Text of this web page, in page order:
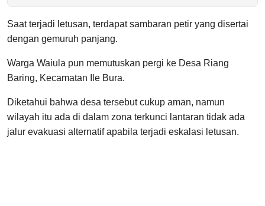
Saat terjadi letusan, terdapat sambaran petir yang disertai
dengan gemuruh panjang.
Warga Waiula pun memutuskan pergi ke Desa Riang
Baring, Kecamatan Ile Bura.
Diketahui bahwa desa tersebut cukup aman, namun
wilayah itu ada di dalam zona terkunci lantaran tidak ada
jalur evakuasi alternatif apabila terjadi eskalasi letusan.